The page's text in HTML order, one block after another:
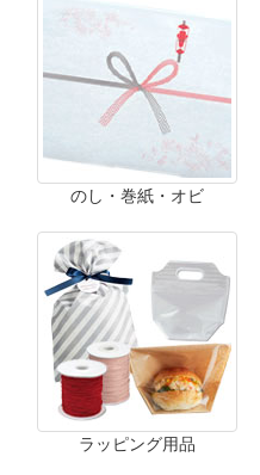
のし・巻紙・オビ
ラッピング用品